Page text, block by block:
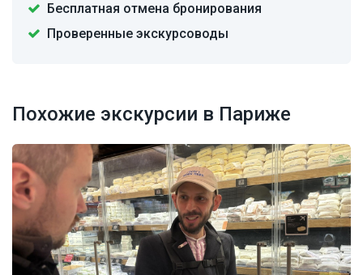
Бесплатная отмена бронирования
Проверенные экскурсоводы
Похожие экскурсии в Париже